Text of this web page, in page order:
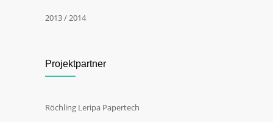
2013 / 2014
Projektpartner
Röchling Leripa Papertech